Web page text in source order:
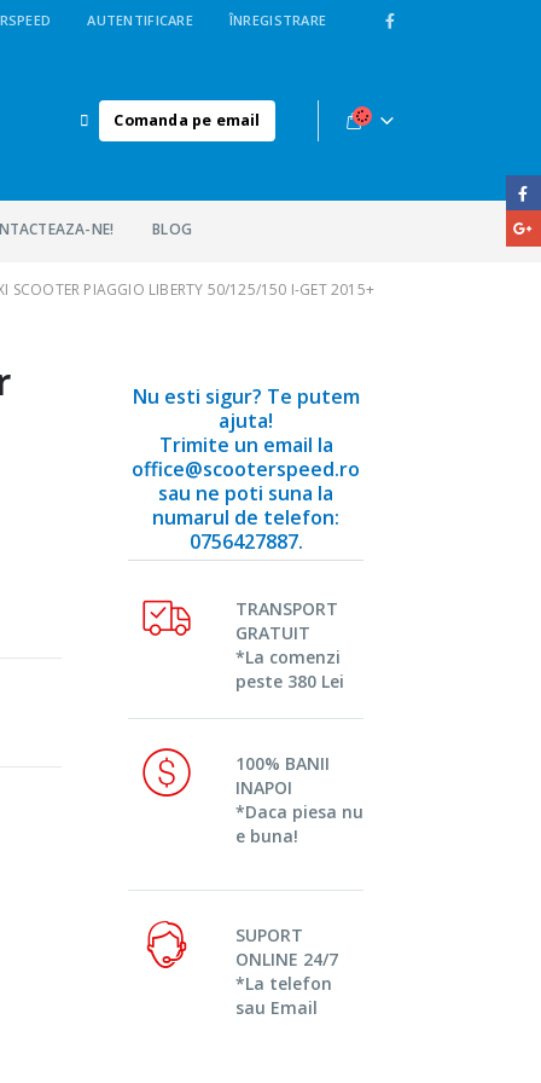
AUTENTIFICARE ÎNREGISTRARE
Comanda pe email
NE! BLOG
SCOOTER PIAGGIO LIBERTY 50/125/150 I-GET 2015+
Nu esti sigur? Te putem
ajuta!
Trimite un email la
office@scooterspeed.ro
sau ne poti suna la
numarul de telefon:
0756427887.
TRANSPORT
GRATUIT
*La comenzi
peste 380 Lei
100% BANII
INAPOI
*Daca piesa nu
e buna!
SUPORT
ONLINE 24/7
*La telefon
sau Email